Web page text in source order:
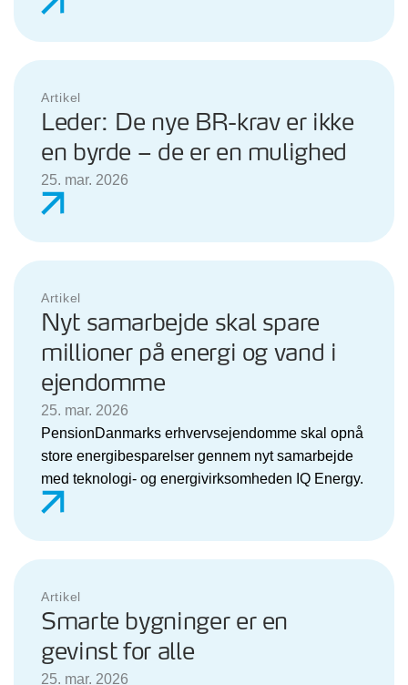
Artikel
Leder: De nye BR-krav er ikke
en byrde – de er en mulighed
25. mar. 2026
Artikel
Nyt samarbejde skal spare
millioner på energi og vand i
ejendomme
25. mar. 2026
PensionDanmarks erhvervsejendomme skal opnå
store energibesparelser gennem nyt samarbejde
med teknologi- og energivirksomheden IQ Energy.
Artikel
Smarte bygninger er en
gevinst for alle
25. mar. 2026